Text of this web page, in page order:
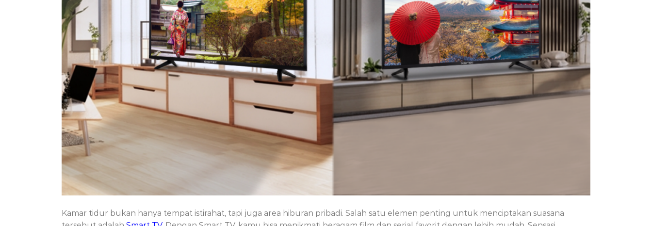
Kamar tidur bukan hanya tempat istirahat, tapi juga area hiburan pribadi. Salah satu elemen penting untuk menciptakan suasana